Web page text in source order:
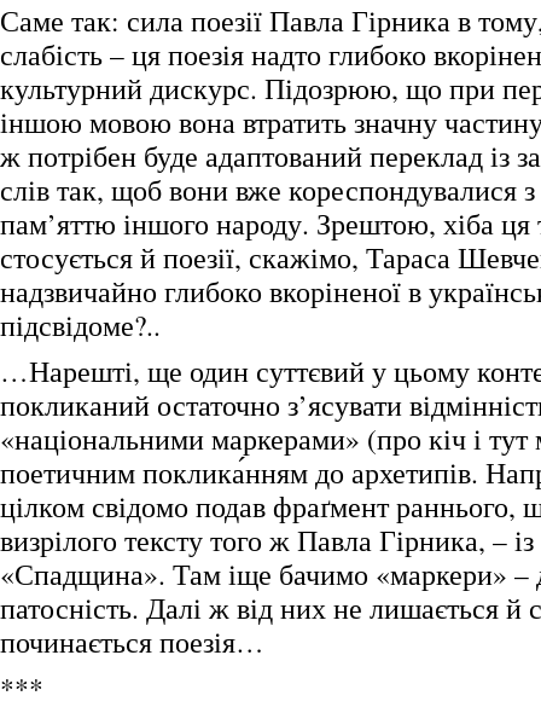
Саме так: сила поезії Павла Гірника в
слабість – ця поезія надто глибоко
культурний дискурс. Підозрюю, що при
іншою мовою вона втратить значну
ж потрібен буде адаптований переклад із
слів так, щоб вони вже кореспондувалися
пам’яттю іншого народу. Зрештою, хіба ця
стосується й поезії, скажімо, Тараса
надзвичайно глибоко вкоріненої в
підсвідоме?..
…Нарешті, ще один суттєвий у цьому
покликаний остаточно з’ясувати
«національними маркерами» (про кіч і тут
поетичним поклика́нням до архетипів.
цілком свідомо подав фраґмент раннього,
визрілого тексту того ж Павла Гірника, –
«Спадщина». Там іще бачимо «маркери» –
патосність. Далі ж від них не лишається й
починається поезія…
***